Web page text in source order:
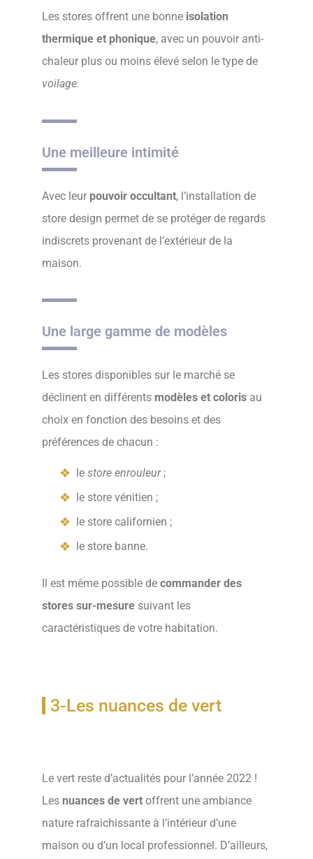
Les stores offrent une bonne isolation
thermique et phonique, avec un pouvoir anti-
chaleur plus ou moins élevé selon le type de
voilage.
Une meilleure intimité
Avec leur pouvoir occultant, l’installation de
store design permet de se protéger de regards
indiscrets provenant de l’extérieur de la
maison.
Une large gamme de modèles
Les stores disponibles sur le marché se
déclinent en différents modèles et coloris au
choix en fonction des besoins et des
préférences de chacun :
le store enrouleur;
le store vénitien ;
le store californien ;
le store banne.
Il est même possible de commander des
stores sur-mesure suivant les
caractéristiques de votre habitation.
in
glsglasses.com
1868.
high
quality
exact
3-Les nuances de vert
Le vert reste d’actualités pour l’année 2022 !
Les nuances de vert offrent une ambiance
nature rafraichissante à l’intérieur d’une
maison ou d’un local professionnel. D’ailleurs,